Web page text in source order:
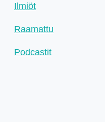
Ilmiöt
Raamattu
Podcastit